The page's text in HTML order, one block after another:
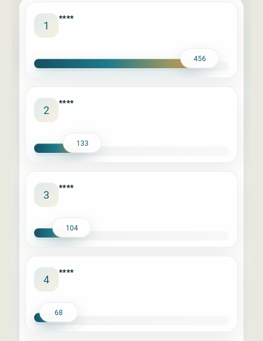
1 ****
456
2 ****
133
3 ****
104
4 ****
68